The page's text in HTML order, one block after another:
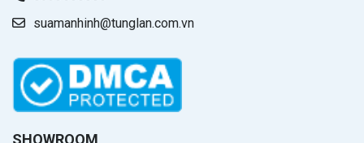
suamanhinh@tunglan.com.vn
SHOWROOM